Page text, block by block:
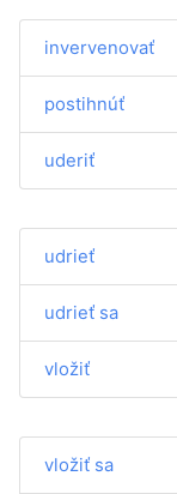
invervenovať
postihnúť
uderiť
udrieť
udrieť sa
vložiť
vložiť sa